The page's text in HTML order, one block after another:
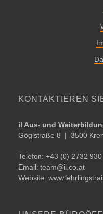
KONTAKTIEREN
il Aus- und
Göglstraße 8 | ­­3500
Telefon: +43 (0) 2732 930
Email: team@​il.​co.​at
Website: